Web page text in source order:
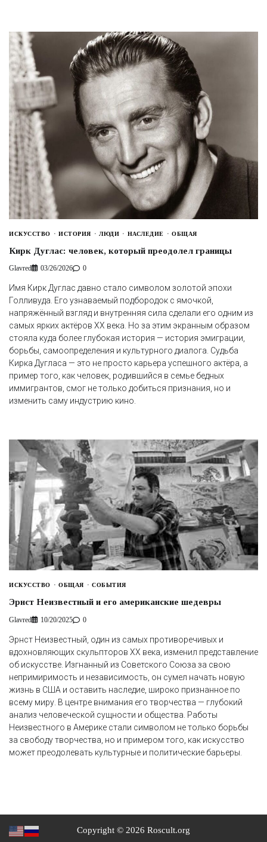
ИСКУССТВО ИСТОРИЯ ЛЮДИ НАСЛЕДИЕ ОБЩАЯ
Кирк Дуглас: человек, который преодолел границы
Glavred 03/26/2026 0
Имя Кирк Дуглас давно стало символом золотой эпохи
Голливуда. Его узнаваемый подбородок с ямочкой,
напряжённый взгляд и внутренняя сила сделали его одним из
самых ярких актёров XX века. Но за этим экранным образом
стояла куда более глубокая история — история эмиграции,
борьбы, самоопределения и культурного диалога. Судьба
Кирка Дугласа — это не просто карьера успешного актёра, а
пример того, как человек, родившийся в семье бедных
иммигрантов, смог не только добиться признания, но и
изменить саму индустрию кино.
ИСКУССТВО ОБЩАЯ СОБЫТИЯ
Эрнст Неизвестный и его американские шедевры
Glavred 10/20/2025 0
Эрнст Неизвестный, один из самых противоречивых и
вдохновляющих скульпторов XX века, изменил представление
об искусстве. Изгнанный из Советского Союза за свою
непримиримость и независимость, он сумел начать новую
жизнь в США и оставить наследие, широко признанное по
всему миру. В центре внимания его творчества — глубокий
анализ человеческой сущности и общества. Работы
Неизвестного в Америке стали символом не только борьбы
за свободу творчества, но и примером того, как искусство
может преодолевать культурные и политические барьеры.
Copyright © 2026 Roscult.org